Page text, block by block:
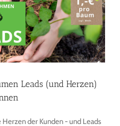
Leads (und Herzen)
der Kunden - und Leads